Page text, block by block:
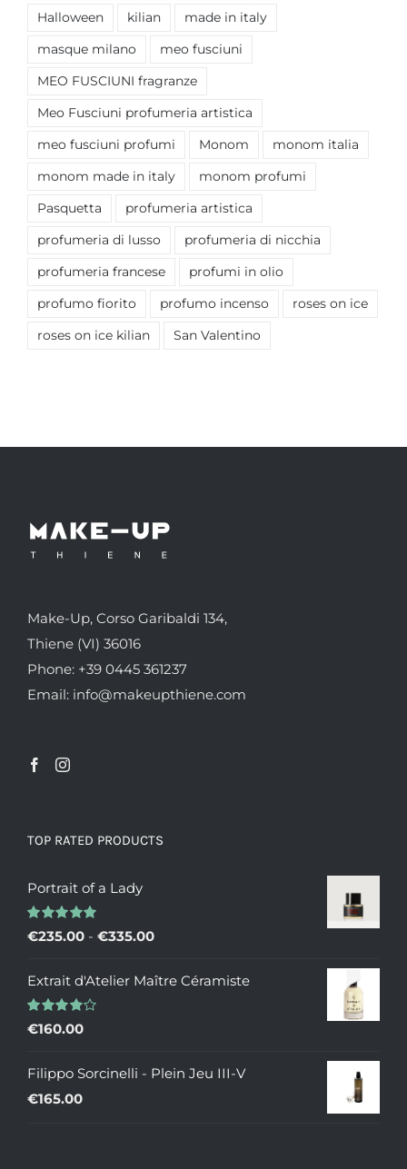
Halloween kilian made in italy
masque milano meo fusciuni
MEO FUSCIUNI fragranze
Meo Fusciuni profumeria artistica
meo fusciuni profumi Monom monom italia
monom made in italy monom profumi
Pasquetta profumeria artistica
profumeria di lusso profumeria di nicchia
profumeria francese profumi in olio
profumo fiorito profumo incenso roses on ice
roses on ice kilian San Valentino
Make-Up, Corso Garibaldi 134,
Thiene (VI) 36016
Phone: +39 0445 361237
Email: info@makeupthiene.com
TOP RATED PRODUCTS
Portrait of a Lady
Valutato
€235.00 - €335.00Fascia
prezzo:
Extrait d'Atelier Maître Céramiste
Valutato
€160.00
Filippo Sorcinelli - Plein Jeu III-V
€165.00